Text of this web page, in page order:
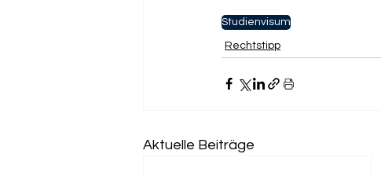
Studienvisum
Rechtstipp
Aktuelle Beiträge